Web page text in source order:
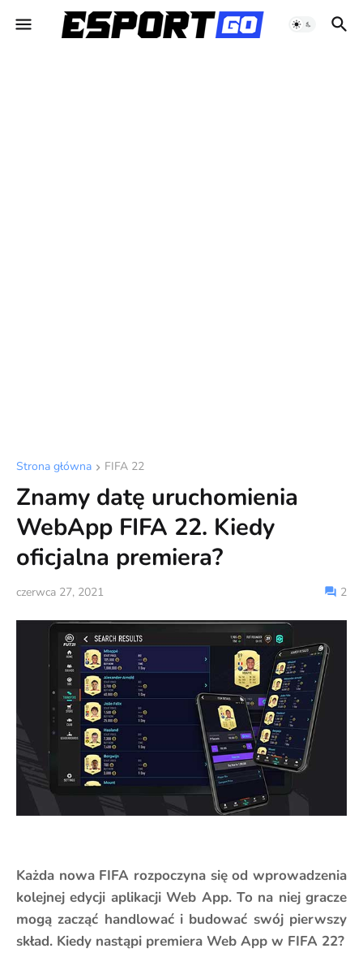
Strona główna FIFA 22
Znamy datę uruchomienia
WebApp FIFA 22. Kiedy
oficjalna premiera?
czerwca 27, 2021 2
Każda nowa FIFA rozpoczyna się od wprowadzenia
kolejnej edycji aplikacji Web App. To na niej gracze
mogą zacząć handlować i budować swój pierwszy
skład. Kiedy nastąpi premiera Web App w FIFA 22?